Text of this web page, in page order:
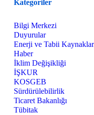
Kategoriler
Bilgi Merkezi
Duyurular
Enerji ve Tabii Kaynaklar
Haber
İklim Değişikliği
İŞKUR
KOSGEB
Sürdürülebilirlik
Ticaret Bakanlığı
Tübitak